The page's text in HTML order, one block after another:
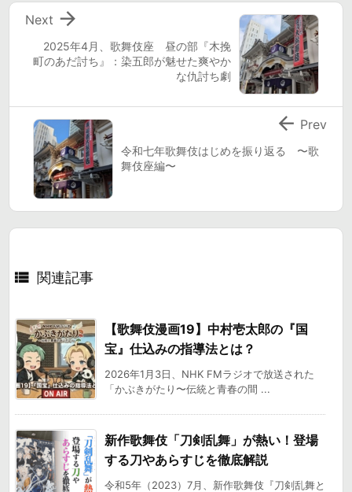
2025年4月、歌舞伎座 昼の部『木挽
町のあだ討ち』：染五郎が魅せた爽やか
な仇討ち劇

Next
令和七年歌舞伎はじめを振り返る 〜歌
舞伎座編〜
 Prev
 関連記事
【歌舞伎漫画19】中村壱太郎の『国
宝』仕込みの指導法とは？
2026年1月3日、NHK FMラジオで放送された
「かぶきがたり〜伝統と青春の間 ...
新作歌舞伎「刀剣乱舞」が熱い！登場
する刀やあらすじを徹底解説
令和5年（2023）7月、新作歌舞伎『刀剣乱舞と